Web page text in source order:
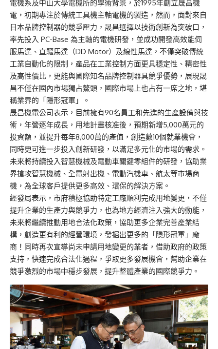
電機系及中山大學電機所的學術背景，於1995年創立晟昌機
電，初期專注於傳統工具機主軸電機的製造，然而，面對來自
日本品牌控制器的競爭壓力，晟昌選擇以技術創新為突破口，
率先投入 PC-Base 為主軸的電機研發，並成功開發高效能伺
服馬達、直驅馬達（DD Motor）及線性馬達，不僅突破傳統
工業自動化的限制，產品在工業控制方面更具穩定性、精密性
及高性價比，更能與國際知名品牌控制器具競爭優勢，展現晟
昌不僅在國內市場獨占鰲頭，國際市場上也占有一席之地，堪
稱業界的「隱形冠軍」。
晟昌機電公司表示，目前擁有90名員工和先進的生產設備與技
術，年營逐年成長，用地計畫核准後，預期新增5,000萬元的
投資額，並提升每年8,000萬的產值，創造數10個就業機會，
同時更可進一步投入創新研發，以滿足多元化的市場的需求。
未來將持續投入智慧機械及電動車關鍵零組件的研發，協助業
界搶攻智慧機械、全電射出機、電動汽機車、航太等市場商
機，為全球客戶提供更多高效、環保的解決方案。
經發局表示，市府積極協助特定工廠順利完成用地變更，不僅
提升企業的生產力與競爭力，也為地方經濟注入強大的動能，
未來將繼續推動用地合法化政策，協助更多企業完善產業結
構，創造更有利的經營環境，發掘出更多的「隱形冠軍」廠
商！同時再次宣導尚未申請用地變更的業者，借助政府的政策
支持，快速完成合法化過程，爭取更多發展機會，幫助企業在
競爭激烈的市場中穩步發展，提升整體產業的國際競爭力。